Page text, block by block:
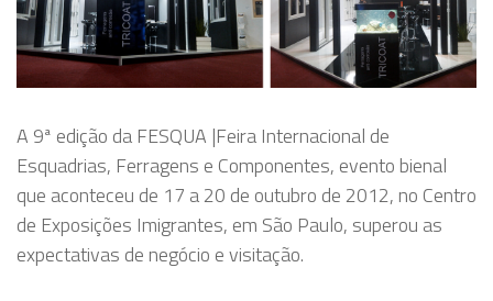
A 9ª edição da FESQUA |Feira Internacional de
Esquadrias, Ferragens e Componentes, evento bienal
que aconteceu de 17 a 20 de outubro de 2012, no Centro
de Exposições Imigrantes, em São Paulo, superou as
expectativas de negócio e visitação.